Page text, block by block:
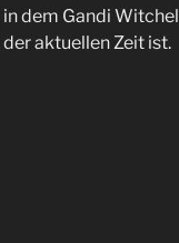
dem Gandi Witchel
der aktuellen Zeit ist.